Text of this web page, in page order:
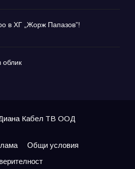
в ХГ „Жорж Папазов”!
облик
Кабел ТВ ООД
Общи условия